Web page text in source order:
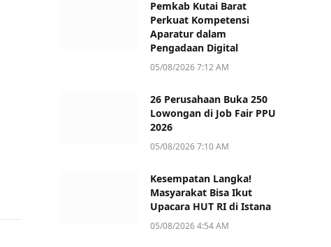
Pemkab Kutai Barat
Perkuat Kompetensi
Aparatur dalam
Pengadaan Digital
05/08/2026 7:12 AM
26 Perusahaan Buka 250
Lowongan di Job Fair PPU
2026
05/08/2026 7:10 AM
Kesempatan Langka!
Masyarakat Bisa Ikut
Upacara HUT RI di Istana
05/08/2026 4:54 AM